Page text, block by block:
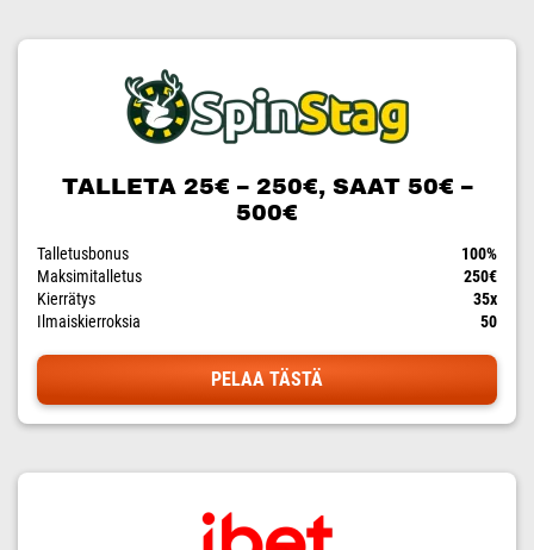
TALLETA 25€ – 250€, SAAT 50€ –
500€
Talletusbonus
100%
Maksimitalletus
250€
Kierrätys
35x
Ilmaiskierroksia
50
PELAA TÄSTÄ